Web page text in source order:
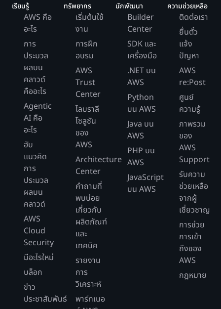
เรียนรู้
AWS คือ
อะไร
การ
ประมวล
ผลบน
คลาวด์
คืออะไร
Agentic
AI คือ
อะไร
ฮับ
แนวคิด
การ
ประมวล
ผลบน
คลาวด์
AWS
Cloud
Security
มีอะไรใหม่
บล็อก
ข่าว
ประชาสัมพันธ์
ทรัพยากร
เริ่มต้นใช้
งาน
การฝึก
อบรม
AWS
Trust
Center
ไลบราลี
โซลูชัน
ของ
AWS
Architecture
Center
คำถามที่
พบบ่อย
เกี่ยวกับ
ผลิตภัณฑ์
และ
เทคนิค
รายงาน
การ
วิเคราะห์
พาร์ทเนอ
นักพัฒนา
Builder
Center
SDK และ
เครื่องมือ
.NET บน
AWS
Python
บน AWS
Java บน
AWS
PHP บน
AWS
JavaScript
บน AWS
ความช่วยเหลือ
ติดต่อเรา
ยื่นตั๋ว
แจ้ง
ปัญหา
AWS
re:Post
ศูนย์
ความรู้
ภาพรวม
ของ
AWS
Support
รับความ
ช่วยเหลือ
จากผู้
เชี่ยวชาญ
การช่วย
การเข้า
ถึงของ
AWS
กฎหมาย